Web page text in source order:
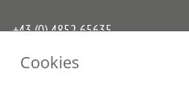
+43 (0) 4852 65635
Cookies